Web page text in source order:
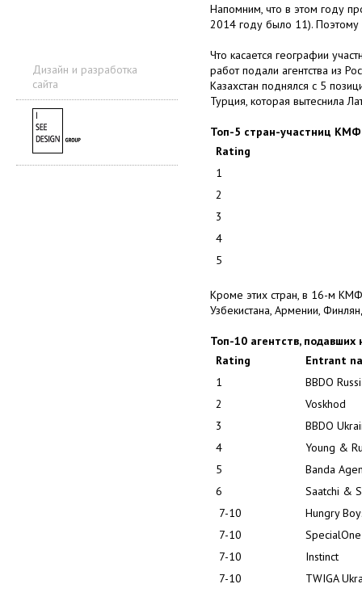
Дизайн и разработка
сайта
Напомним, что в этом году
2014 году было 11). Поэтому
Что касается географии
работ подали агентства из
Казахстан поднялся с 5
Турция, которая вытеснила
Топ-5 стран-участниц
Rating
1
2
3
4
5
Кроме этих стран, в 16-м
Узбекистана, Армении,
Топ-10 агентств,
Rating
Entrant
1
BBDO
2
Voskhod
3
BBDO
4
Young &
5
Banda
6
Saatchi &
7-10
Hungry
7-10
SpecialOne
7-10
Instinct
7-10
TWIGA